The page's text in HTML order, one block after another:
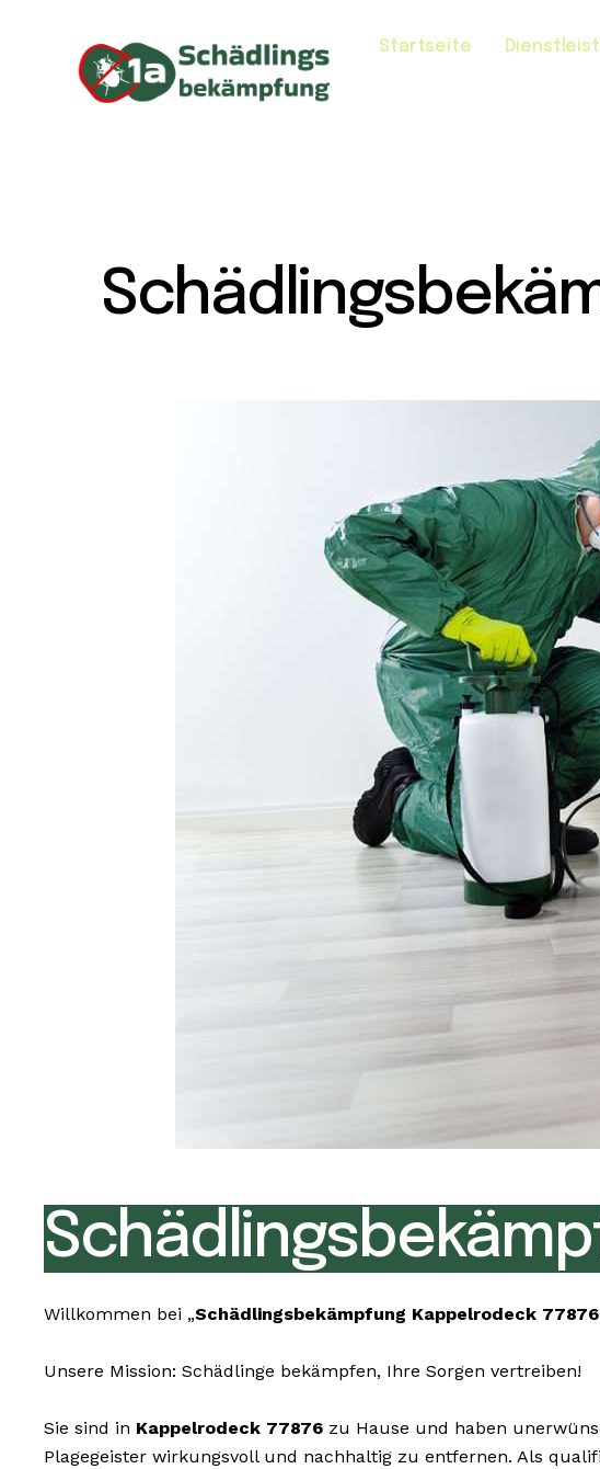
Startseite
Willkommen bei „Schädlingsbekämpfung Kappelrodeck 77876
Unsere Mission: Schädlinge bekämpfen, Ihre Sorgen vertreiben!
Sie sind in Kappelrodeck 77876 zu Hause und haben
Plagegeister wirkungsvoll und nachhaltig zu entfernen. Als